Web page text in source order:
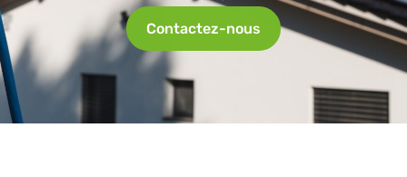
Contactez-nous